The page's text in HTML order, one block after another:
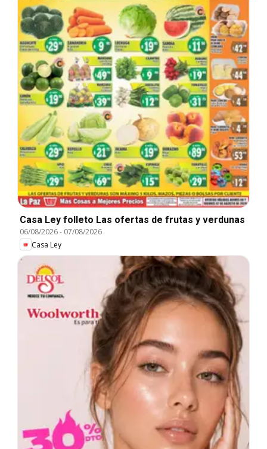
Casa Ley folleto Las ofertas de frutas y verdunas
06/08/2026- 07/08/2026
Casa Ley